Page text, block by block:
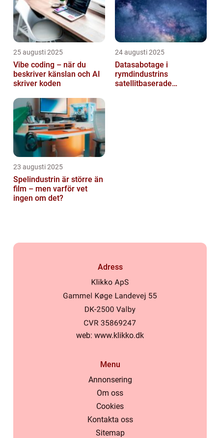
25 augusti 2025
Vibe coding – när du
beskriver känslan och AI
skriver koden
24 augusti 2025
Datasabotage i
rymdindustrins
satellitbaserade
23 augusti 2025
Spelindustrin är större än
film – men varför vet
ingen om det?
Adress
web: www.klikko.dk
Menu
Annonsering
Om oss
Cookies
Kontakta oss
Sitemap